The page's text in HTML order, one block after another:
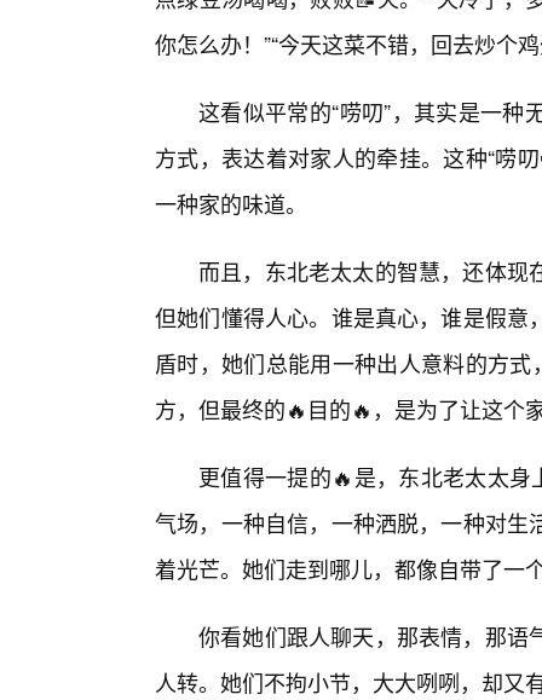
你怎么办！”“今天这菜不错，回去炒个
这看似平常的“唠叨”，其实是一
方式，表达着对家人的牵挂。这种“唠
一种家的味道。
而且，东北老太太的智慧，还体
但她们懂得人心。谁是真心，谁是假
盾时，她们总能用一种出人意料的方
方，但最终的🔥目的🔥，是为了让这个
更值得一提的🔥是，东北老太太身
气场，一种自信，一种洒脱，一种对
着光芒。她们走到哪儿，都像自带了一
你看她们跟人聊天，那表情，那语
人转。她们不拘小节，大大咧咧，却又